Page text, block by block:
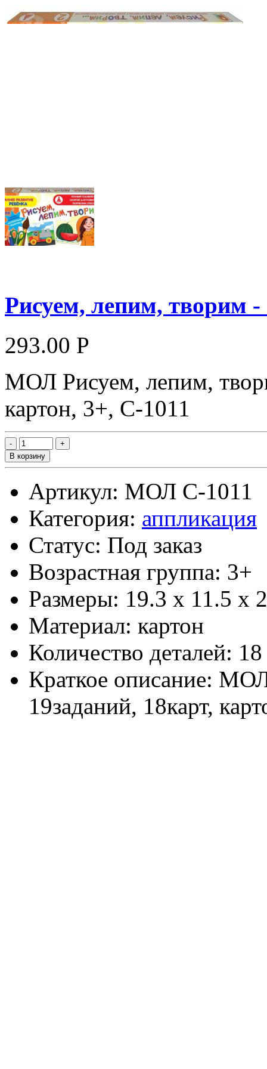
Рисуем, лепим, творим -
293.00 Р
МОЛ Рисуем, лепим,
картон, 3+, С-1011
В корзину
Артикул: МОЛ С-1011
Категория: аппликация
Статус: Под заказ
Возрастная группа: 3+
Размеры: 19.3 x 11.5 x
Материал: картон
Количество деталей: 18
Краткое описание:
19заданий, 18карт,